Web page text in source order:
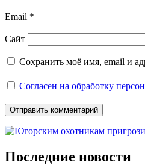
Email *
Сайт
Сохранить моё имя, email и
Согласен на обработку
Последние новости